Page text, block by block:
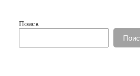
Поиск